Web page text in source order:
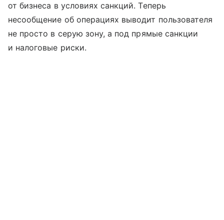
от бизнеса в условиях санкций. Теперь
несообщение об операциях выводит пользователя
не просто в серую зону, а под прямые санкции
и налоговые риски.